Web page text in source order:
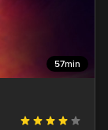
57min